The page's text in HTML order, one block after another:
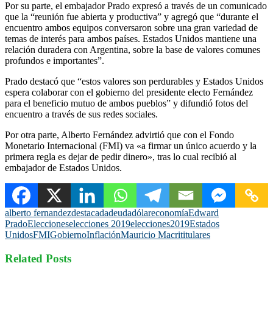
Por su parte, el embajador Prado expresó a través de un comunicado
que la “reunión fue abierta y productiva” y agregó que “durante el
encuentro ambos equipos conversaron sobre una gran variedad de
temas de interés para ambos países. Estados Unidos mantiene una
relación duradera con Argentina, sobre la base de valores comunes
profundos e importantes”.
Prado destacó que “estos valores son perdurables y Estados Unidos
espera colaborar con el gobierno del presidente electo Fernández
para el beneficio mutuo de ambos pueblos” y difundió fotos del
encuentro a través de sus redes sociales.
Por otra parte, Alberto Fernández advirtió que con el Fondo
Monetario Internacional (FMI) va «a firmar un único acuerdo y la
primera regla es dejar de pedir dinero», tras lo cual recibió al
embajador de Estados Unidos.
alberto fernandezdestacadadeudadólareconomíaEdward
PradoEleccioneselecciones 2019elecciones2019Estados
UnidosFMIGobiernoInflaciónMauricio Macrititulares
Related Posts